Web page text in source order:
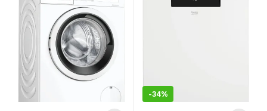
-34%